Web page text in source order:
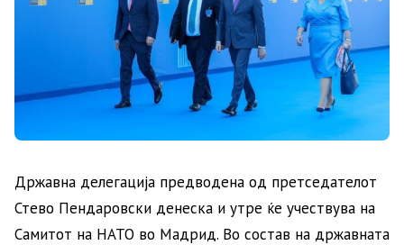
Државна делегација предводена од претседателот
Стево Пендаровски денеска и утре ќе учествува на
Самитот на НАТО во Мадрид. Во состав на државната